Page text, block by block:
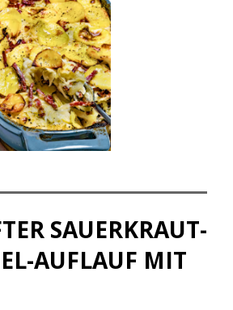
SAUERKRAUT-
AUFLAUF MIT